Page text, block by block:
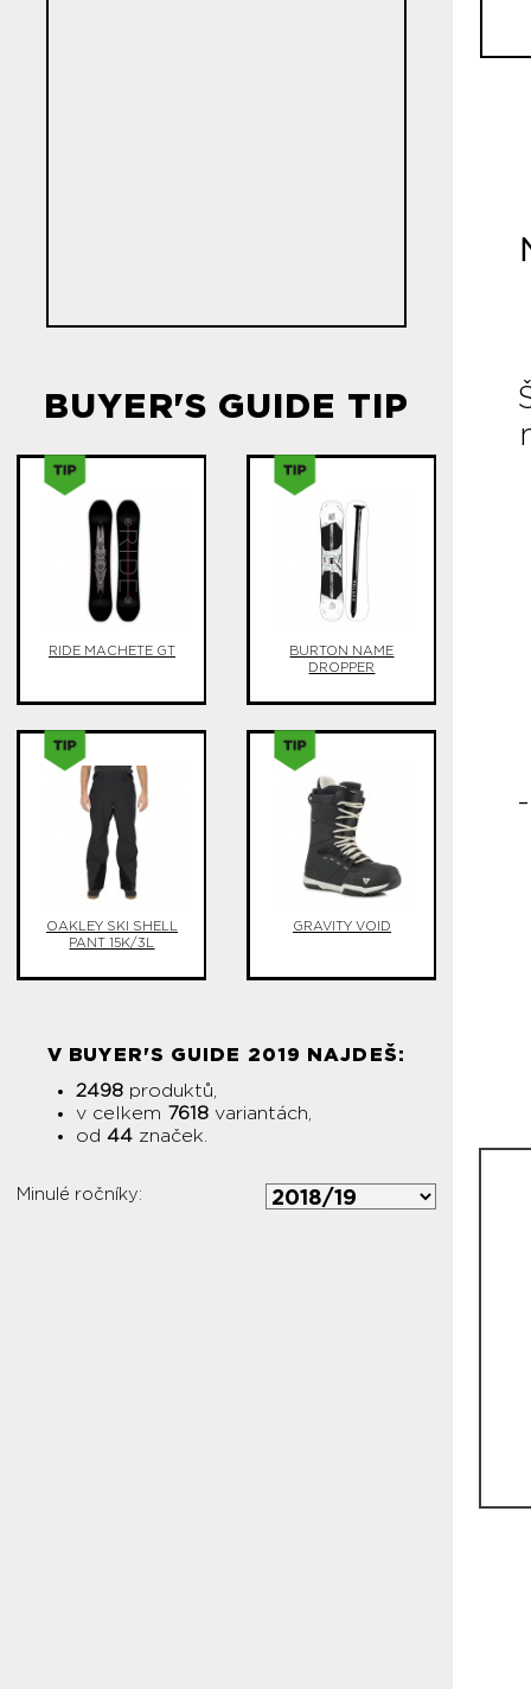
BUYER'S GUIDE TIP
RIDE MACHETE GT
BURTON NAME
DROPPER
OAKLEY SKI SHELL
PANT 15K/3L
GRAVITY VOID
V BUYER'S GUIDE 2019 NAJDEŠ:
2498 produktů,
v celkem 7618 variantách,
od 44 značek.
Minulé ročníky: